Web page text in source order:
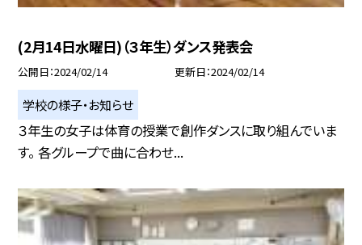
(2月14日水曜日)（３年生）ダンス発表会
公開日 2024/02/14 更新日 2024/02/14
学校の様子・お知らせ
３年生の女子は体育の授業で創作ダンスに取り組んでいま
す。 各グループで曲に合わせ...